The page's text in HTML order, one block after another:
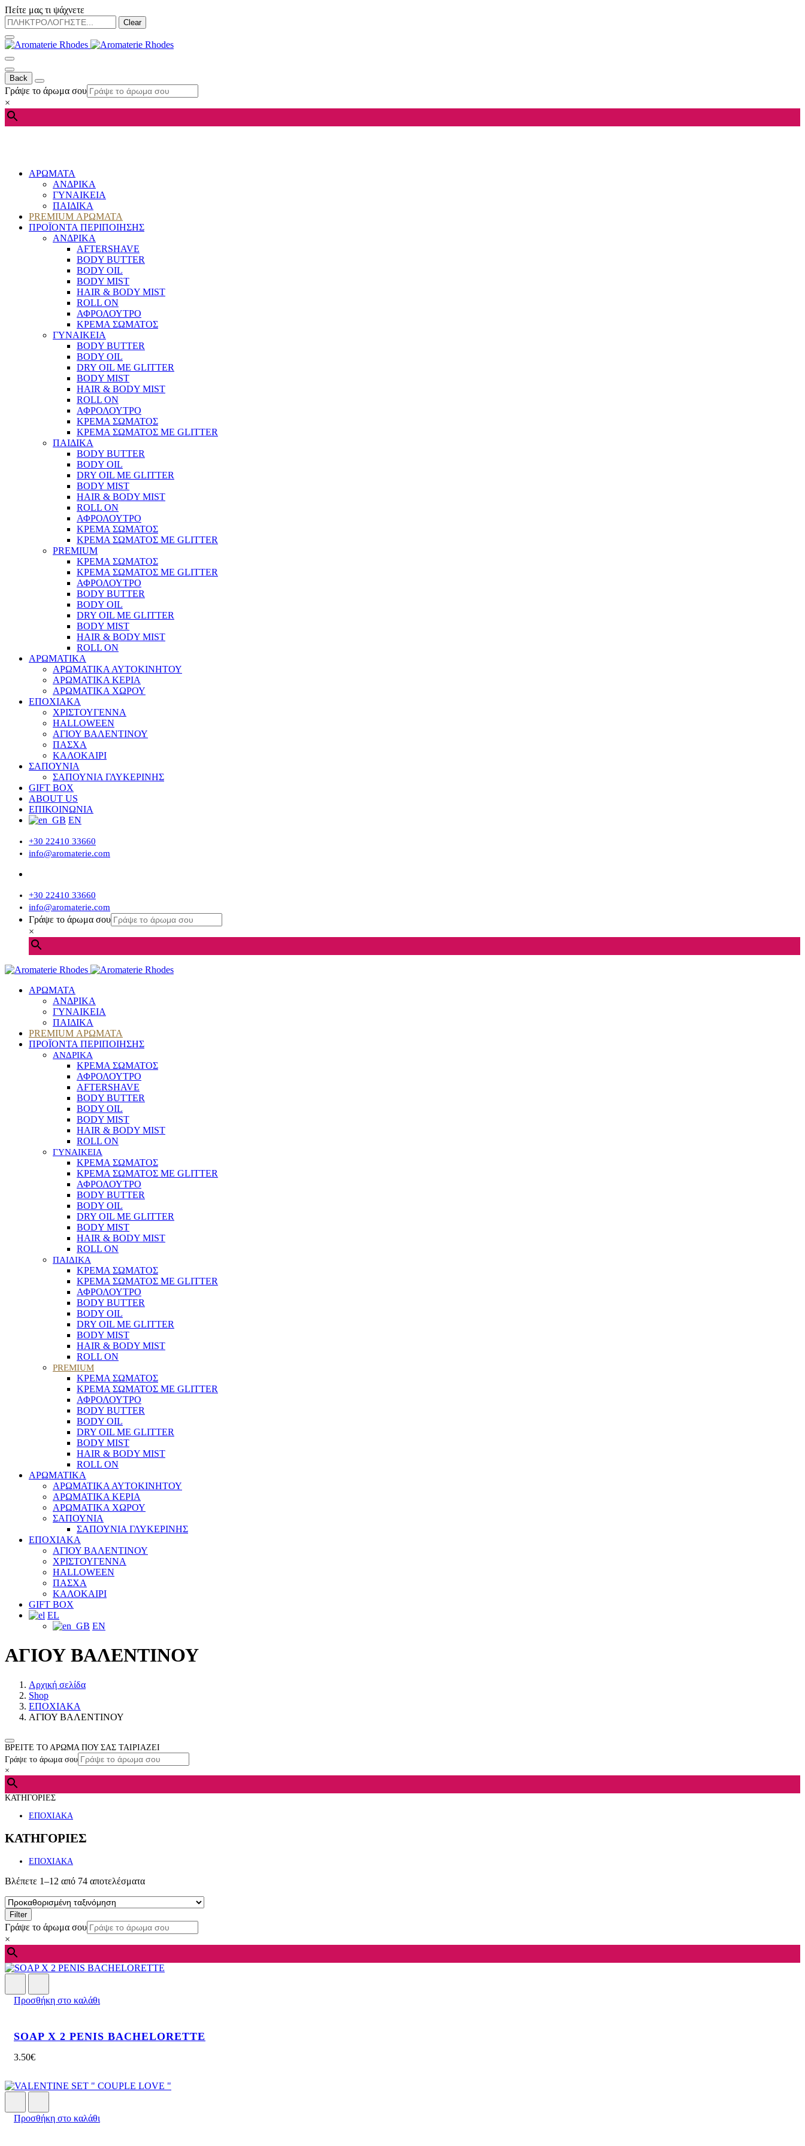
Πείτε μας τι ψάχνετε
Clear
Back
Γράψε το άρωμα σου
×
ΑΡΩΜΑΤΑ
ΑΝΔΡΙΚΑ
ΓΥΝΑΙΚΕΙΑ
ΠΑΙΔΙΚΑ
PREMIUM ΑΡΩΜΑΤΑ
ΠΡΟΪΟΝΤΑ ΠΕΡΙΠΟΙΗΣΗΣ
ΑΝΔΡΙΚΑ
AFTERSHAVE
BODY BUTTER
BODY OIL
BODY MIST
HAIR & BODY MIST
ROLL ON
ΑΦΡΟΛΟΥΤΡΟ
ΚΡΕΜΑ ΣΩΜΑΤΟΣ
ΓΥΝΑΙΚΕΙΑ
BODY BUTTER
BODY OIL
DRY OIL ΜΕ GLITTER
BODY MIST
HAIR & BODY MIST
ROLL ON
ΑΦΡΟΛΟΥΤΡΟ
ΚΡΕΜΑ ΣΩΜΑΤΟΣ
ΚΡΕΜΑ ΣΩΜΑΤΟΣ ΜΕ GLITTER
ΠΑΙΔΙΚΑ
BODY BUTTER
BODY OIL
DRY OIL ΜΕ GLITTER
BODY MIST
HAIR & BODY MIST
ROLL ON
ΑΦΡΟΛΟΥΤΡΟ
ΚΡΕΜΑ ΣΩΜΑΤΟΣ
ΚΡΕΜΑ ΣΩΜΑΤΟΣ ΜΕ GLITTER
PREMIUM
ΚΡΕΜΑ ΣΩΜΑΤΟΣ
ΚΡΕΜΑ ΣΩΜΑΤΟΣ ΜΕ GLITTER
ΑΦΡΟΛΟΥΤΡΟ
BODY BUTTER
BODY OIL
DRY OIL ΜΕ GLITTER
BODY MIST
HAIR & BODY MIST
ROLL ON
ΑΡΩΜΑΤΙΚΑ
ΑΡΩΜΑΤΙΚΑ ΑΥΤΟΚΙΝΗΤΟΥ
ΑΡΩΜΑΤΙΚΑ ΚΕΡΙΑ
ΑΡΩΜΑΤΙΚΑ ΧΩΡΟΥ
ΕΠΟΧΙΑΚΑ
ΧΡΙΣΤΟΥΓΕΝΝΑ
HALLOWEEN
ΑΓΙΟΥ ΒΑΛΕΝΤΙΝΟΥ
ΠΑΣΧΑ
ΚΑΛΟΚΑΙΡΙ
ΣΑΠΟΥΝΙΑ
ΣΑΠΟΥΝΙΑ ΓΛΥΚΕΡΙΝΗΣ
GIFT BOX
ABOUT US
ΕΠΙΚΟΙΝΩΝΙΑ
EN
+30 22410 33660
info@aromaterie.com
+30 22410 33660
info@aromaterie.com
Γράψε το άρωμα σου
×
ΑΡΩΜΑΤΑ
ΑΝΔΡΙΚΑ
ΓΥΝΑΙΚΕΙΑ
ΠΑΙΔΙΚΑ
PREMIUM ΑΡΩΜΑΤΑ
ΠΡΟΪΟΝΤΑ ΠΕΡΙΠΟΙΗΣΗΣ
ΑΝΔΡΙΚΑ
ΚΡΕΜΑ ΣΩΜΑΤΟΣ
ΑΦΡΟΛΟΥΤΡΟ
AFTERSHAVE
BODY BUTTER
BODY OIL
BODY MIST
HAIR & BODY MIST
ROLL ON
ΓΥΝΑΙΚΕΙΑ
ΚΡΕΜΑ ΣΩΜΑΤΟΣ
ΚΡΕΜΑ ΣΩΜΑΤΟΣ ΜΕ GLITTER
ΑΦΡΟΛΟΥΤΡΟ
BODY BUTTER
BODY OIL
DRY OIL ΜΕ GLITTER
BODY MIST
HAIR & BODY MIST
ROLL ON
ΠΑΙΔΙΚΑ
ΚΡΕΜΑ ΣΩΜΑΤΟΣ
ΚΡΕΜΑ ΣΩΜΑΤΟΣ ΜΕ GLITTER
ΑΦΡΟΛΟΥΤΡΟ
BODY BUTTER
BODY OIL
DRY OIL ΜΕ GLITTER
BODY MIST
HAIR & BODY MIST
ROLL ON
PREMIUM
ΚΡΕΜΑ ΣΩΜΑΤΟΣ
ΚΡΕΜΑ ΣΩΜΑΤΟΣ ΜΕ GLITTER
ΑΦΡΟΛΟΥΤΡΟ
BODY BUTTER
BODY OIL
DRY OIL ΜΕ GLITTER
BODY MIST
HAIR & BODY MIST
ROLL ON
ΑΡΩΜΑΤΙΚΑ
ΑΡΩΜΑΤΙΚΑ ΑΥΤΟΚΙΝΗΤΟΥ
ΑΡΩΜΑΤΙΚΑ ΚΕΡΙΑ
ΑΡΩΜΑΤΙΚΑ ΧΩΡΟΥ
ΣΑΠΟΥΝΙΑ
ΣΑΠΟΥΝΙΑ ΓΛΥΚΕΡΙΝΗΣ
ΕΠΟΧΙΑΚΑ
ΑΓΙΟΥ ΒΑΛΕΝΤΙΝΟΥ
ΧΡΙΣΤΟΥΓΕΝΝΑ
HALLOWEEN
ΠΑΣΧΑ
ΚΑΛΟΚΑΙΡΙ
GIFT BOX
EL
EN
ΑΓΙΟΥ ΒΑΛΕΝΤΙΝΟΥ
Αρχική σελίδα
Shop
ΕΠΟΧΙΑΚΑ
ΑΓΙΟΥ ΒΑΛΕΝΤΙΝΟΥ
ΒΡΕΙΤΕ ΤΟ ΑΡΩΜΑ ΠΟΥ ΣΑΣ ΤΑΙΡΙΑΖΕΙ
Γράψε το άρωμα σου
×
ΚΑΤΗΓΟΡΙΕΣ
ΕΠΟΧΙΑΚΑ
ΚΑΤΗΓΟΡΙΕΣ
ΕΠΟΧΙΑΚΑ
Βλέπετε 1–12 από 74 αποτελέσματα
Filter
Γράψε το άρωμα σου
×
Προσθήκη στο καλάθι
SOAP X 2 PENIS BACHELORETTE
3.50€
Προσθήκη στο καλάθι